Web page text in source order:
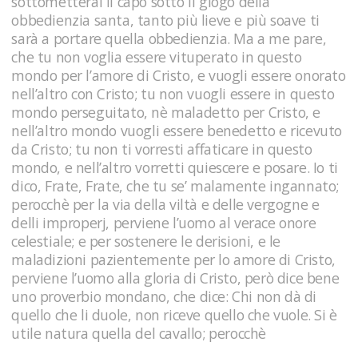
obbedienzia santa, tanto più lieve e più soave ti
sarà a portare quella obbedienzia. Ma a me pare,
che tu non voglia essere vituperato in questo
mondo per l’amore di Cristo, e vuogli essere onorato
nell’altro con Cristo; tu non vuogli essere in questo
mondo perseguitato, nè maladetto per Cristo, e
nell’altro mondo vuogli essere benedetto e ricevuto
da Cristo; tu non ti vorresti affaticare in questo
mondo, e nell’altro vorretti quiescere e posare. Io ti
dico, Frate, Frate, che tu se’ malamente ingannato;
perocchè per la via della viltà e delle vergogne e
delli improperj, perviene l’uomo al verace onore
celestiale; e per sostenere le derisioni, e le
maladizioni pazientemente per lo amore di Cristo,
perviene l’uomo alla gloria di Cristo, però dice bene
uno proverbio mondano, che dice: Chi non dà di
quello che li duole, non riceve quello che vuole. Si è
utile natura quella del cavallo; perocchè